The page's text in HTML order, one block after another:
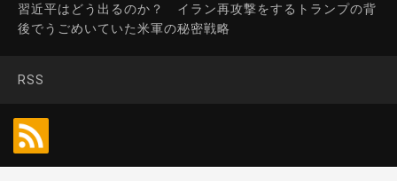
習近平はどう出るのか？ イラン再攻撃をするトランプの背
後でうごめいていた米軍の秘密戦略
RSS